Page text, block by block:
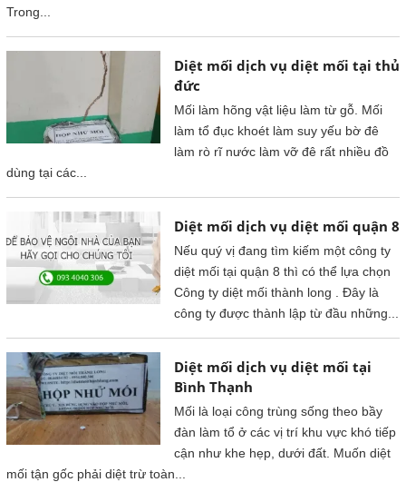
Trong...
Diệt mối dịch vụ diệt mối tại thủ
đức
Mối làm hõng vật liệu làm từ gỗ. Mối
làm tổ đục khoét làm suy yếu bờ đê
làm rò rĩ nước làm vỡ đê rất nhiều đồ
dùng tại các...
Diệt mối dịch vụ diệt mối quận 8
Nếu quý vị đang tìm kiếm một công ty
diệt mối tại quận 8 thì có thể lựa chọn
Công ty diệt mối thành long . Đây là
công ty được thành lập từ đầu những...
Diệt mối dịch vụ diệt mối tại
Bình Thạnh
Mối là loại công trùng sống theo bầy
đàn làm tổ ở các vị trí khu vực khó tiếp
cận như khe hẹp, dưới đất. Muốn diệt
mối tận gốc phải diệt trừ toàn...